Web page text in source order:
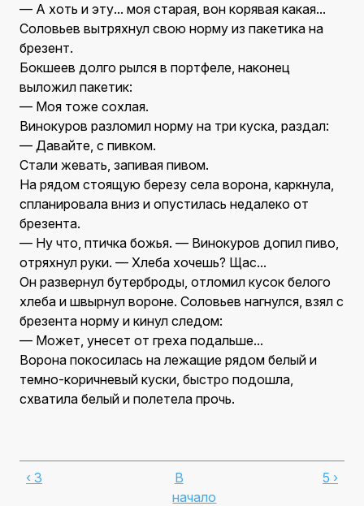
— А хоть и эту... моя старая, вон корявая какая...
Соловьев вытряхнул свою норму из пакетика на
брезент.
Бокшеев долго рылся в портфеле, наконец
выложил пакетик:
— Моя тоже сохлая.
Винокуров разломил норму на три куска, раздал:
— Давайте, с пивком.
Стали жевать, запивая пивом.
На рядом стоящую березу села ворона, каркнула,
спланировала вниз и опустилась недалеко от
брезента.
— Ну что, птичка божья. — Винокуров допил пиво,
отряхнул руки. — Хлеба хочешь? Щас...
Он развернул бутерброды, отломил кусок белого
хлеба и швырнул вороне. Соловьев нагнулся, взял с
брезента норму и кинул следом:
— Может, унесет от греха подальше...
Ворона покосилась на лежащие рядом белый и
темно-коричневый куски, быстро подошла,
схватила белый и полетела прочь.
‹ 3
В
начало
5 ›